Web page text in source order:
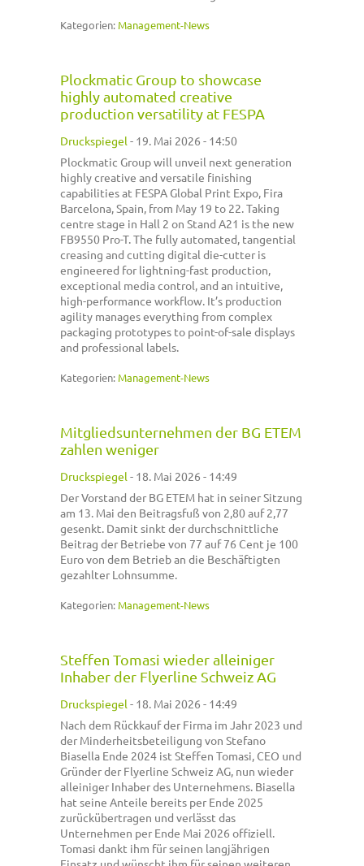
Kategorien: Management-News
Plockmatic Group to showcase
highly automated creative
production versatility at FESPA
Druckspiegel - 19. Mai 2026 - 14:50
Plockmatic Group will unveil next generation
highly creative and versatile finishing
capabilities at FESPA Global Print Expo, Fira
Barcelona, Spain, from May 19 to 22. Taking
centre stage in Hall 2 on Stand A21 is the new
FB9550 Pro-T. The fully automated, tangential
creasing and cutting digital die-cutter is
engineered for lightning-fast production,
exceptional media control, and an intuitive,
high-performance workflow. It’s production
agility manages everything from complex
packaging prototypes to point-of-sale displays
and professional labels.
Kategorien: Management-News
Mitgliedsunternehmen der BG ETEM
zahlen weniger
Druckspiegel - 18. Mai 2026 - 14:49
Der Vorstand der BG ETEM hat in seiner Sitzung
am 13. Mai den Beitragsfuß von 2,80 auf 2,77
gesenkt. Damit sinkt der durchschnittliche
Beitrag der Betriebe von 77 auf 76 Cent je 100
Euro von dem Betrieb an die Beschäftigten
gezahlter Lohnsumme.
Kategorien: Management-News
Steffen Tomasi wieder alleiniger
Inhaber der Flyerline Schweiz AG
Druckspiegel - 18. Mai 2026 - 14:49
Nach dem Rückkauf der Firma im Jahr 2023 und
der Minderheitsbeteiligung von Stefano
Biasella Ende 2024 ist Steffen Tomasi, CEO und
Gründer der Flyerline Schweiz AG, nun wieder
alleiniger Inhaber des Unternehmens. Biasella
hat seine Anteile bereits per Ende 2025
zurückübertragen und verlässt das
Unternehmen per Ende Mai 2026 offiziell.
Tomasi dankt ihm für seinen langjährigen